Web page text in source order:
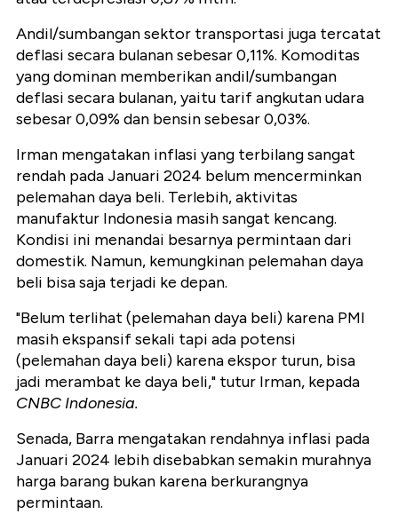
Andil/sumbangan sektor transportasi juga tercatat
deflasi secara bulanan sebesar 0,11%. Komoditas
yang dominan memberikan andil/sumbangan
deflasi secara bulanan, yaitu tarif angkutan udara
sebesar 0,09% dan bensin sebesar 0,03%.
Irman mengatakan inflasi yang terbilang sangat
rendah pada Januari 2024 belum mencerminkan
pelemahan daya beli. Terlebih, aktivitas
manufaktur Indonesia masih sangat kencang.
Kondisi ini menandai besarnya permintaan dari
domestik. Namun, kemungkinan pelemahan daya
beli bisa saja terjadi ke depan.
"Belum terlihat (pelemahan daya beli) karena PMI
masih ekspansif sekali tapi ada potensi
(pelemahan daya beli) karena ekspor turun, bisa
jadi merambat ke daya beli," tutur Irman, kepada
CNBC Indonesia.
Senada, Barra mengatakan rendahnya inflasi pada
Januari 2024 lebih disebabkan semakin murahnya
harga barang bukan karena berkurangnya
permintaan.